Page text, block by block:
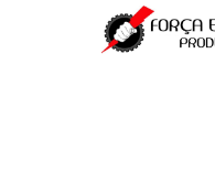
Menu